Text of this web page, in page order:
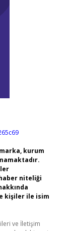
kurum
niteliği
kişiler ile isim
ve İletişim